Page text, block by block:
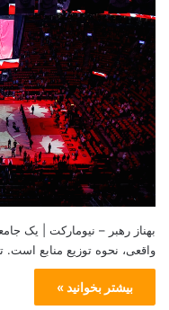
بهناز رهبر – نیومارکت | یک
واقعی، نحوه توزیع منابع است.
بیشتر بخوانید »